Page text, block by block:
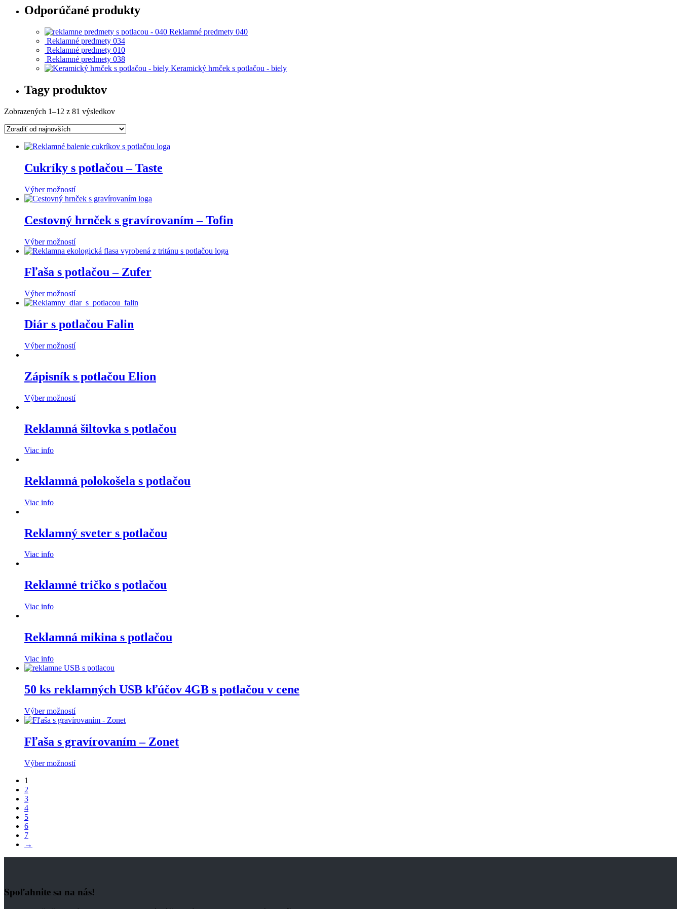
Odporúčané produkty
Reklamné predmety 040
Reklamné predmety 034
Reklamné predmety 010
Reklamné predmety 038
Keramický hrnček s potlačou - biely
Tagy produktov
Zobrazených 1–12 z 81 výsledkov
Cukríky s potlačou – Taste
Výber možností
Cestovný hrnček s gravírovaním – Tofin
Výber možností
Fľaša s potlačou – Zufer
Výber možností
Diár s potlačou Falin
Výber možností
Zápisník s potlačou Elion
Výber možností
Reklamná šiltovka s potlačou
Viac info
Reklamná polokošela s potlačou
Viac info
Reklamný sveter s potlačou
Viac info
Reklamné tričko s potlačou
Viac info
Reklamná mikina s potlačou
Viac info
50 ks reklamných USB kľúčov 4GB s potlačou v cene
Výber možností
Fľaša s gravírovaním – Zonet
Výber možností
1
2
3
4
5
6
7
→
Spoľahnite sa na nás!